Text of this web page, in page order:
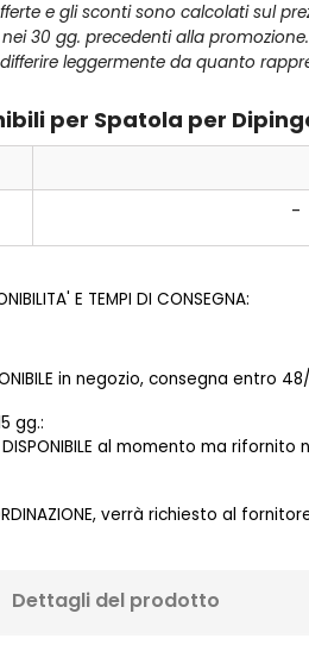
e gli sconti sono calcolati sul
30 gg. precedenti alla
leggermente da quanto
per Spatola per
-
E TEMPI DI CONSEGNA:
in negozio, consegna entro
gg.:
al momento ma
verrà richiesto al
Dettagli del prodotto